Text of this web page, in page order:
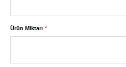
Ürün Miktarı